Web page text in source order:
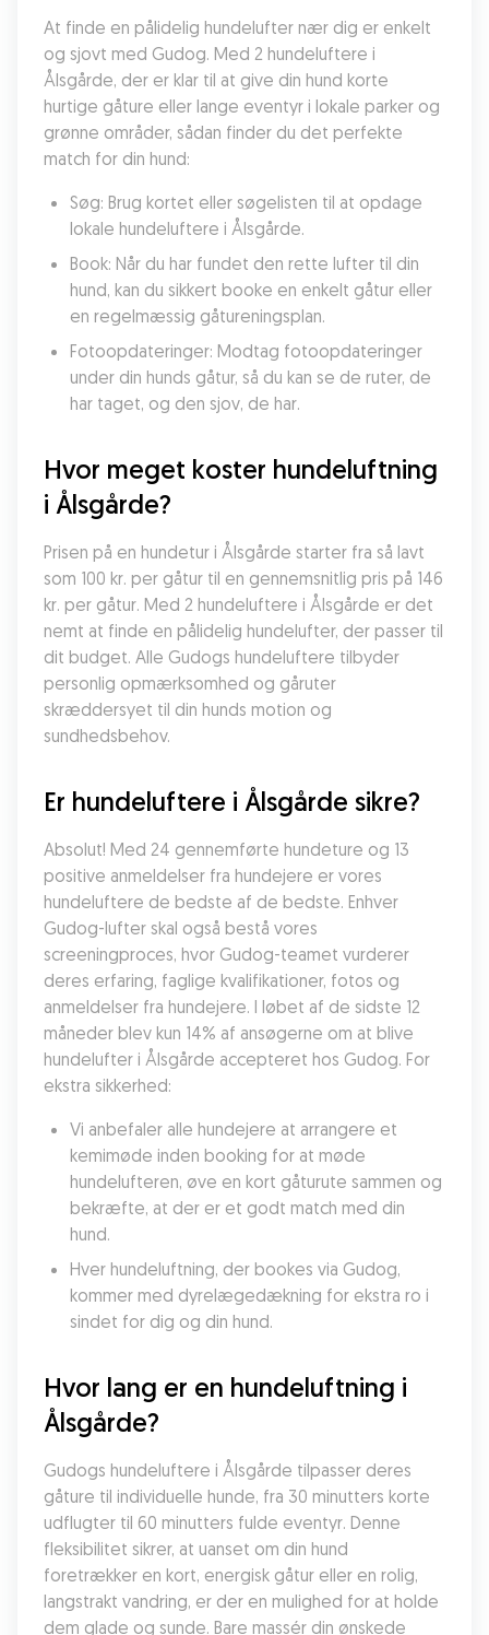
At finde en pålidelig hundelufter nær dig er enkelt
og sjovt med Gudog. Med 2 hundeluftere i
Ålsgårde, der er klar til at give din hund korte
hurtige gåture eller lange eventyr i lokale parker og
grønne områder, sådan finder du det perfekte
match for din hund:
Søg: Brug kortet eller søgelisten til at opdage
lokale hundeluftere i Ålsgårde.
Book: Når du har fundet den rette lufter til din
hund, kan du sikkert booke en enkelt gåtur eller
en regelmæssig gåtureningsplan.
Fotoopdateringer: Modtag fotoopdateringer
under din hunds gåtur, så du kan se de ruter, de
har taget, og den sjov, de har.
Hvor meget koster hundeluftning
i Ålsgårde?
Prisen på en hundetur i Ålsgårde starter fra så lavt
som 100 kr. per gåtur til en gennemsnitlig pris på 146
kr. per gåtur. Med 2 hundeluftere i Ålsgårde er det
nemt at finde en pålidelig hundelufter, der passer til
dit budget. Alle Gudogs hundeluftere tilbyder
personlig opmærksomhed og gåruter
skræddersyet til din hunds motion og
sundhedsbehov.
Er hundeluftere i Ålsgårde sikre?
Absolut! Med 24 gennemførte hundeture og 13
positive anmeldelser fra hundejere er vores
hundeluftere de bedste af de bedste. Enhver
Gudog-lufter skal også bestå vores
screeningproces, hvor Gudog-teamet vurderer
deres erfaring, faglige kvalifikationer, fotos og
anmeldelser fra hundejere. I løbet af de sidste 12
måneder blev kun 14% af ansøgerne om at blive
hundelufter i Ålsgårde accepteret hos Gudog. For
ekstra sikkerhed:
Vi anbefaler alle hundejere at arrangere et
kemimøde inden booking for at møde
hundelufteren, øve en kort gåturute sammen og
bekræfte, at der er et godt match med din
hund.
Hver hundeluftning, der bookes via Gudog,
kommer med dyrelægedækning for ekstra ro i
sindet for dig og din hund.
Hvor lang er en hundeluftning i
Ålsgårde?
Gudogs hundeluftere i Ålsgårde tilpasser deres
gåture til individuelle hunde, fra 30 minutters korte
udflugter til 60 minutters fulde eventyr. Denne
fleksibilitet sikrer, at uanset om din hund
foretrækker en kort, energisk gåtur eller en rolig,
langstrakt vandring, er der en mulighed for at holde
dem glade og sunde. Bare massér din ønskede